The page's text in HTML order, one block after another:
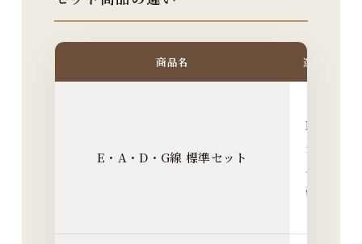
商品名 選び方の目
E・A・D・G線 標準セット
全体の基
バランス
確認した